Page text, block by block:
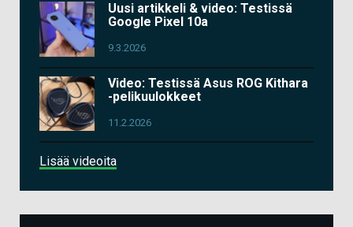
Uusi artikkeli & video: Testissä
Google Pixel 10a
9.3.2026
Video: Testissä Asus ROG Kithara
-pelikuulokkeet
11.2.2026
Lisää videoita